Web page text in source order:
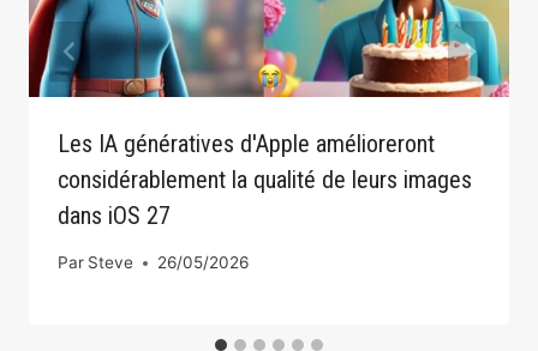
Les IA génératives d'Apple amélioreront
considérablement la qualité de leurs images
dans iOS 27
Par Steve 26/05/2026